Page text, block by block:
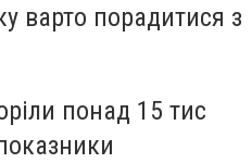
варто порадитися з
понад 15 тис